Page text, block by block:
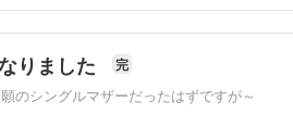
です。
様室長は愛する人を閉じ込めたい）
りました 完
のシングルマザーだったはずですが～